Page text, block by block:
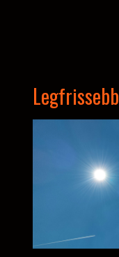
Legfrissebb